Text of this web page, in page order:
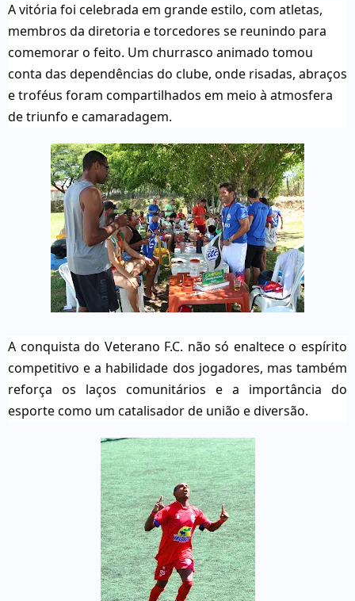
A vitória foi celebrada em grande estilo, com atletas,
membros da diretoria e torcedores se reunindo para
comemorar o feito. Um churrasco animado tomou
conta das dependências do clube, onde risadas, abraços
e troféus foram compartilhados em meio à atmosfera
de triunfo e camaradagem.
A conquista do Veterano F.C. não só enaltece o espírito
competitivo e a habilidade dos jogadores, mas também
reforça os laços comunitários e a importância do
esporte como um catalisador de união e diversão.